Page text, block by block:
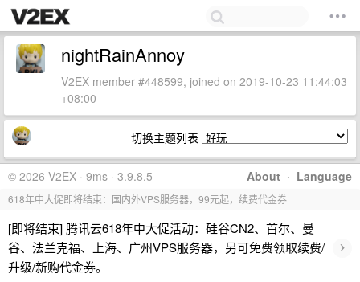
nightRainAnnoy
V2EX member #448599, joined on 2019-10-23 11:44:03
+08:00
切换主题列表
About · Language
© 2026 V2EX · 9ms · 3.9.8.5
618年中大促即将结束：国内外VPS服务器，99元起，续费代金券
[即将结束] 腾讯云618年中大促活动：硅谷CN2、首尔、曼
谷、法兰克福、上海、广州VPS服务器，另可免费领取续费/
升级/新购代金券。
›